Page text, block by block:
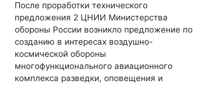
После проработки технического
предложения 2 ЦНИИ Министерства
обороны России возникло предложение по
созданию в интересах воздушно-
космической обороны
многофункционального авиационного
комплекса разведки, оповещения и